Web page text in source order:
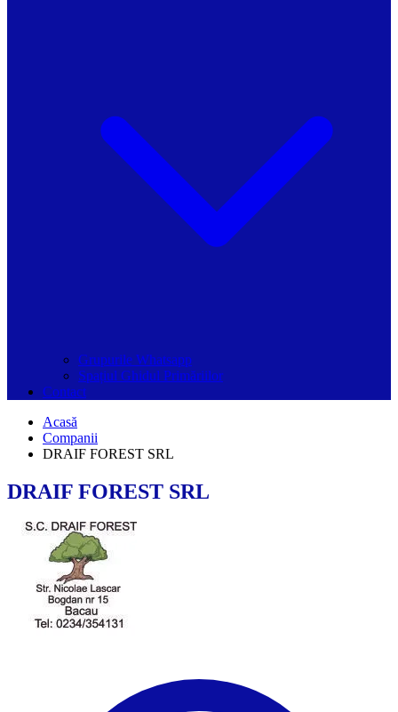
Grupurile Whatsapp
Spațiul Ghidul Primăriilor
Contact
Acasă
Companii
DRAIF FOREST SRL
DRAIF FOREST SRL